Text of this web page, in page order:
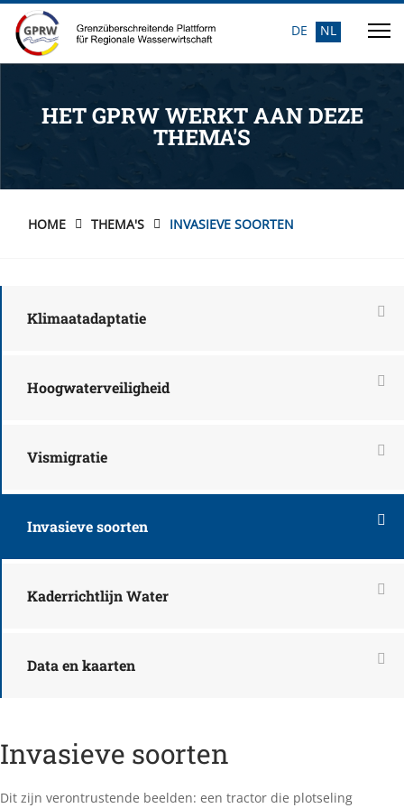
Selecteer de taal
DE NL
HET GPRW WERKT AAN DEZE
THEMA'S
HOME THEMA'S INVASIEVE SOORTEN
Klimaatadaptatie
Hoogwaterveiligheid
Vismigratie
Invasieve soorten
Kaderrichtlijn Water
Data en kaarten
Invasieve soorten
Dit zijn verontrustende beelden: een tractor die plotseling